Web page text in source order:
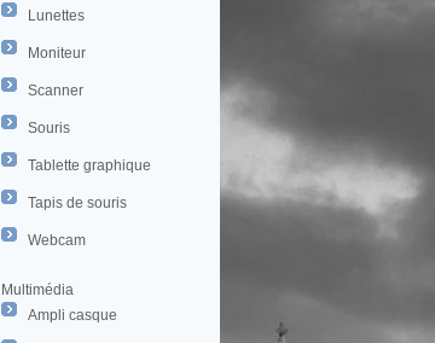
Lunettes
Moniteur
Scanner
Souris
Tablette graphique
Tapis de souris
Webcam
Multimédia
Ampli casque